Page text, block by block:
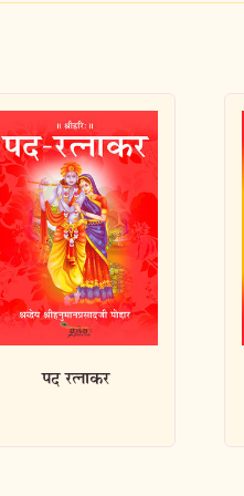
प्रार्थना